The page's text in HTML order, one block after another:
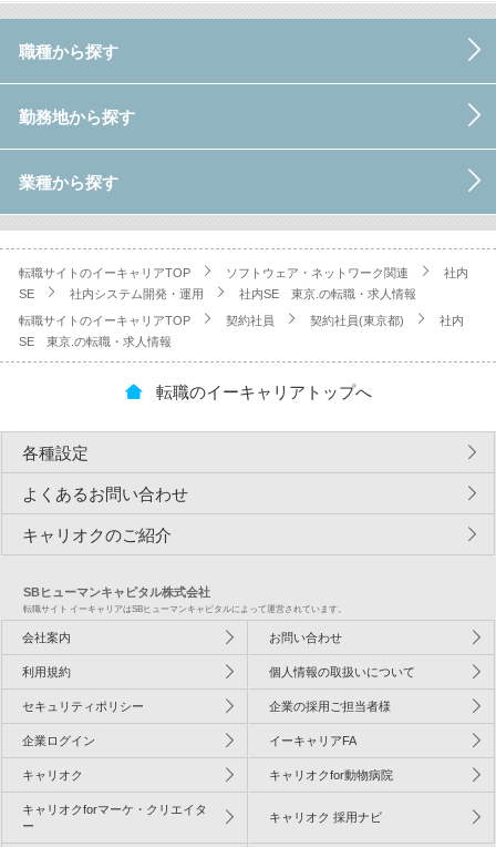
職種から探す
勤務地から探す
業種から探す
転職サイトのイーキャリアTOP ソフトウェア・ネットワーク関連
社内
SE
社内システム開発・運用 社内SE 東京.の転職・求人情報
転職サイトのイーキャリアTOP 契約社員 契約社員(東京都)
社内
SE 東京.の転職・求人情報
転職のイーキャリアトップへ
各種設定
よくあるお問い合わせ
キャリオクのご紹介
SBヒューマンキャピタル株式会社
転職サイト イーキャリアはSBヒューマンキャピタルによって運営されています。
会社案内 お問い合わせ
利用規約 個人情報の取扱いについて
セキュリティポリシー 企業の採用ご担当者様
企業ログイン イーキャリアFA
キャリオク キャリオクfor動物病院
キャリオクforマーケ・クリエイタ
ー
キャリオク 採用ナビ